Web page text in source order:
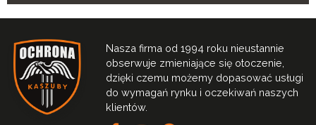
Nasza firma od 1994 roku nieustannie
obserwuje zmieniające się otoczenie,
dzięki czemu możemy dopasować usługi
do wymagań rynku i oczekiwań naszych
klientów.